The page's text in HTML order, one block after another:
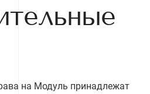
на Модуль принадлежат